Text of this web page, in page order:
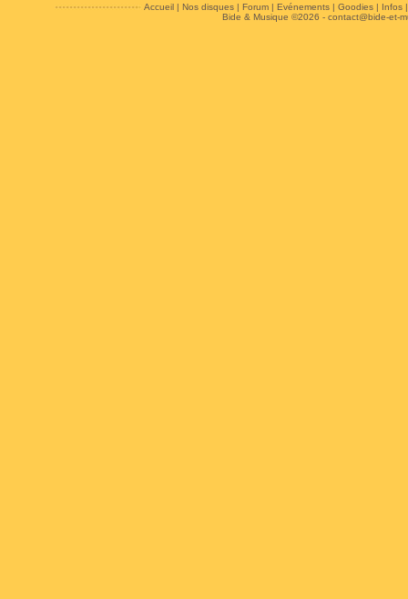
Accueil| Nos disques| Forum| Evénements| Goodies| Infos
Bide & Musique ©2026 - contact@bide-et-